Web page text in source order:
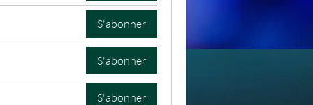
S'abonner
S'abonner
S'abonner